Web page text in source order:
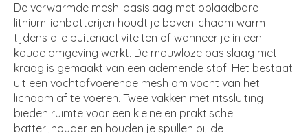
De verwarmde mesh-basislaag met oplaadbare
lithium-ionbatterijen houdt je bovenlichaam warm
tijdens alle buitenactiviteiten of wanneer je in een
koude omgeving werkt. De mouwloze basislaag met
kraag is gemaakt van een ademende stof. Het bestaat
uit een vochtafvoerende mesh om vocht van het
lichaam af te voeren. Twee vakken met ritssluiting
bieden ruimte voor een kleine en praktische
batterijhouder en houden je spullen bij de